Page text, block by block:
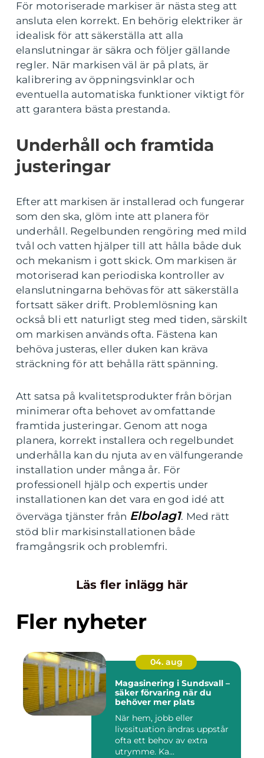
För motoriserade markiser är nästa steg att
ansluta elen korrekt. En behörig elektriker är
idealisk för att säkerställa att alla
elanslutningar är säkra och följer gällande
regler. När markisen väl är på plats, är
kalibrering av öppningsvinklar och
eventuella automatiska funktioner viktigt för
att garantera bästa prestanda.
Underhåll och framtida
justeringar
Efter att markisen är installerad och fungerar
som den ska, glöm inte att planera för
underhåll. Regelbunden rengöring med mild
tvål och vatten hjälper till att hålla både duk
och mekanism i gott skick. Om markisen är
motoriserad kan periodiska kontroller av
elanslutningarna behövas för att säkerställa
fortsatt säker drift. Problemlösning kan
också bli ett naturligt steg med tiden, särskilt
om markisen används ofta. Fästena kan
behöva justeras, eller duken kan kräva
sträckning för att behålla rätt spänning.
Att satsa på kvalitetsprodukter från början
minimerar ofta behovet av omfattande
framtida justeringar. Genom att noga
planera, korrekt installera och regelbundet
underhålla kan du njuta av en välfungerande
installation under många år. För
professionell hjälp och expertis under
installationen kan det vara en god idé att
överväga tjänster från Elbolag1. Med rätt
stöd blir markisinstallationen både
framgångsrik och problemfri.
Läs fler inlägg här
Fler nyheter
04. aug
Magasinering i Sundsvall –
säker förvaring när du
behöver mer plats
När hem, jobb eller
livssituation ändras uppstår
ofta ett behov av extra
utrymme. Ka...